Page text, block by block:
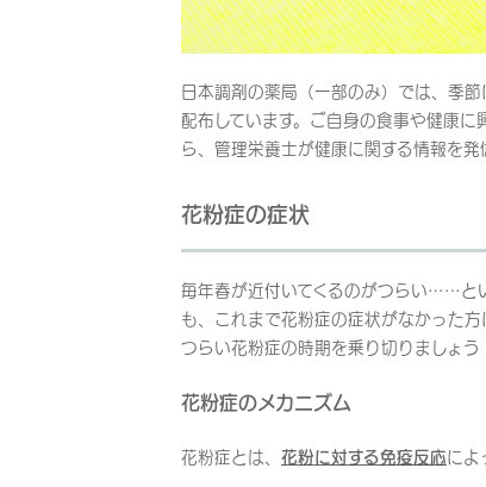
日本調剤の薬局（一部のみ）では、季
配布しています。ご自身の食事や健康
ら、管理栄養士が健康に関する情報を発
花粉症の症状
毎年春が近付いてくるのがつらい……と
も、これまで花粉症の症状がなかった方
つらい花粉症の時期を乗り切りましょう
花粉症のメカニズム
花粉症とは、 花粉に対する免疫反応によ